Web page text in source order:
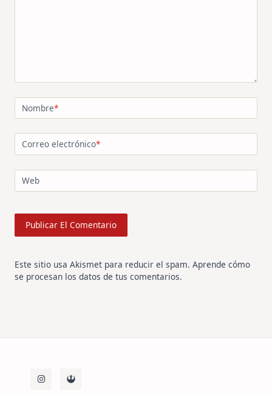
Nombre*
Correo electrónico*
Web
Este sitio usa Akismet para reducir el spam. Aprende cómo
se procesan los datos de tus comentarios.